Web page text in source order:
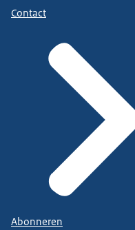
Contact
Abonneren